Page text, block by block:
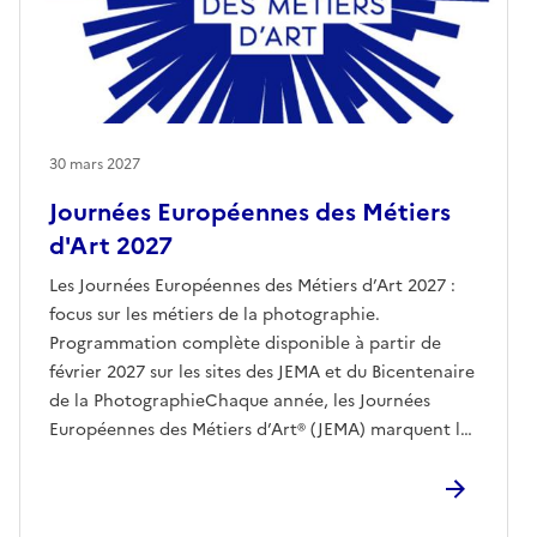
Journées Européennes des Métiers
d'Art 2027
Les Journées Européennes des Métiers d’Art 2027 :
focus sur les métiers de la photographie.
Programmation complète disponible à partir de
février 2027 sur les sites des JEMA et du Bicentenaire
de la PhotographieChaque année, les Journées
Européennes des Métiers d’Art® (JEMA) marquent le
aux métiers d’art. Partout en France et en Europe, le
30 mars 2027